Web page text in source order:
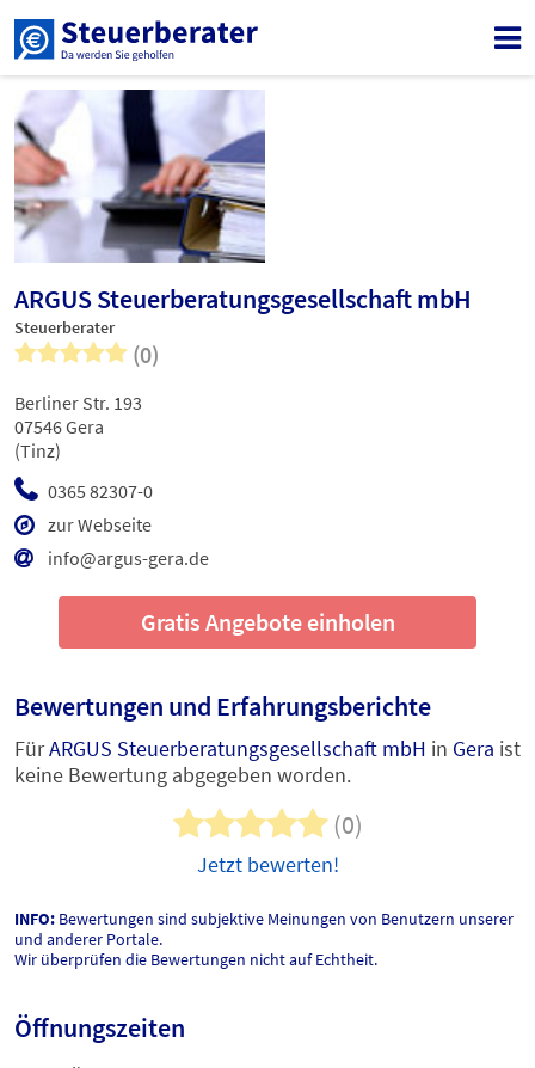
ARGUS Steuerberatungsgesellschaft mbH
Steuerberater
(0)
0365 82307-0
zur Webseite
info@argus-gera.de
Berliner Str. 193
07546 Gera
(Tinz)
Gratis Angebote einholen
Bewertungen und Erfahrungsberichte
FürARGUS Steuerberatungsgesellschaft mbH in Gera ist
keine Bewertung abgegeben worden.
(0)
Jetzt bewerten!
INFO: Bewertungen sind subjektive Meinungen von Benutzern unserer
und anderer Portale.
Wir überprüfen die Bewertungen nicht auf Echtheit.
Öffnungszeiten